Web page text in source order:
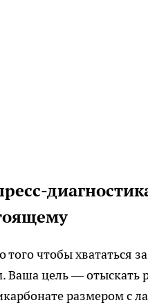
того чтобы хвататься
Ваша цель — отыскать
размером с